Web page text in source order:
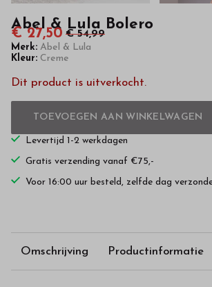
Abel & Lula Bolero
€ 27,50 € 54,99
Merk: Abel & Lula
Kleur: Creme
Dit product is uitverkocht.
TOEVOEGEN AAN WINKELWAGEN
Levertijd 1-2 werkdagen
Gratis verzending vanaf €75,-
Voor 16:00 uur besteld, zelfde dag
Omschrijving Productinformatie